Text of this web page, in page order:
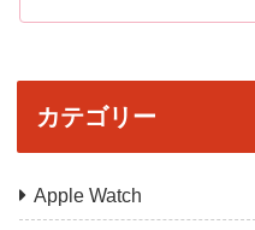
カテゴリー
Apple Watch